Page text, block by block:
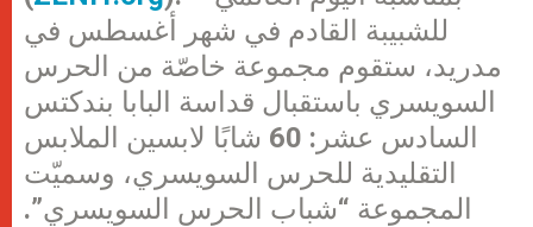
للشبيبة القادم في شهر أغسطس في
مدريد، ستقوم مجموعة خاصّة من الحرس
السويسري باستقبال قداسة البابا بندكتس
السادس عشر: 60 شابًا لابسين الملابس
التقليدية للحرس السويسري، وسميّت
المجموعة “شباب الحرس السويسري”.